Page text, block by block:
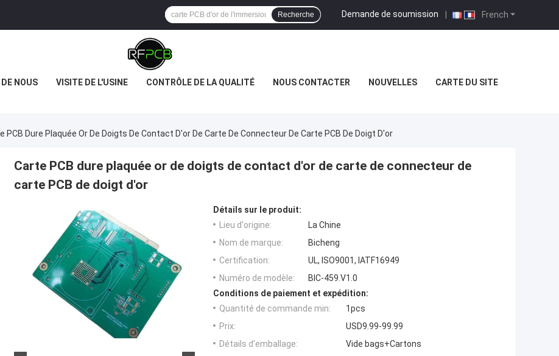
French
Demande de soumission |
Recherche
NOUS VISITE DE L'USINE CONTRÔLE DE LA QUALITÉ NOUS CONTACTER NOUVELLES CARTE DU SITE
PCB Dure Plaquée Or De Doigts De Contact D'or De Carte De Connecteur De Carte PCB De Doigt D'or
Carte PCB dure plaquée or de doigts de contact d'or de carte de connecteur de
carte PCB de doigt d'or
Détails sur le produit:
Lieu d'origine:
La Chine
Nom de marque:
Bicheng
Certification:
UL, ISO9001, IATF16949
Numéro de modèle:
BIC-459.V1.0
Conditions de paiement et expédition:
Quantité de commande min:
1pcs
Prix:
USD9.99-99.99
Détails d'emballage:
Vide bags+Cartons